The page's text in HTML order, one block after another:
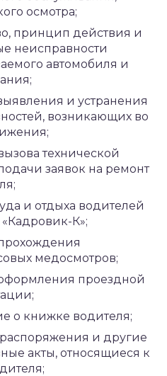
осмотра;
принцип действия и
неисправности
автомобиля и
и устранения
возникающих во
технической
заявок на ремонт
и отдыха водителей
К»;
медосмотров;
проездной
о книжке водителя;
и другие
акты, относящиеся к